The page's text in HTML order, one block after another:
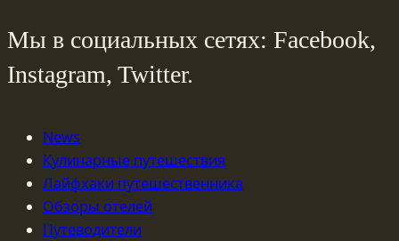
Мы в социальных сетях: Facebook,
Instagram, Twitter.
News
Кулинарные путешествия
Лайфхаки путешественника
Обзоры отелей
Путеводители